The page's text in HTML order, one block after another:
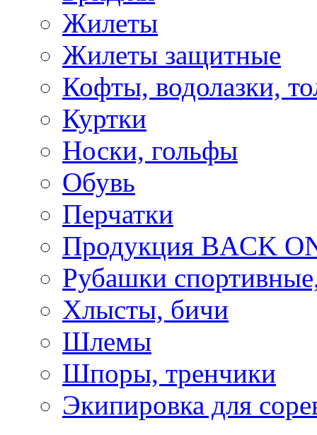
Жилеты
Жилеты защитные
Кофты, водолазки,
Куртки
Носки, гольфы
Обувь
Перчатки
Продукция BACK
Рубашки
Хлысты, бичи
Шлемы
Шпоры, тренчики
Экипировка для